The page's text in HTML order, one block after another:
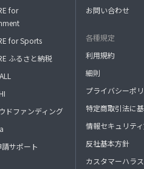
for
for Sports
ふるさと納税
ドファンディング
サポート
お問い合わせ
各種規定
利用規約
細則
プライバシーポ
特定商取引法に
情報セキュリテ
反社基本方針
カスタマーハラ